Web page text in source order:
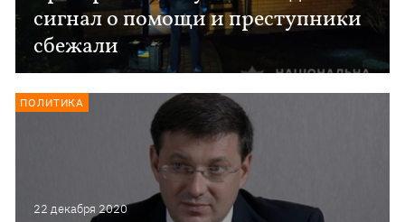
сигнал о помощи и преступники
сбежали
22 декабря 2020
ПОЛИТИКА